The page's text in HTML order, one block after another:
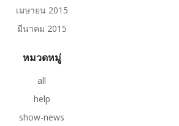
เมษายน 2015
มีนาคม 2015
หมวดหมู่
all
help
show-news